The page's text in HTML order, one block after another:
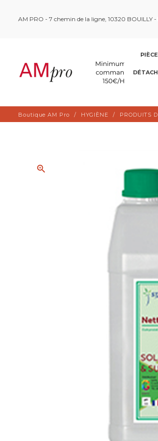
AM PRO - 7 chemin de la ligne, 10320
Boutique AM Pro HYGIÈNE PRODUITS
zoom_in